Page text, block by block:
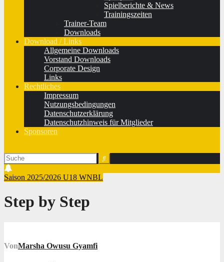
Spielberichte & News
Trainingszeiten
Trainer-Team
Downloads
Download / Links
Allgemeine Downloads
Vorstand Downloads
Corporate Design
Links
Rechtliches
Impressum
Nutzungsbedingungen
Datenschutzerklärung
Datenschutzhinweis für Mitglieder
Sponsoren
Saison 2025/2026 U18 WNBL
Step by Step
VonMarsha Owusu Gyamfi